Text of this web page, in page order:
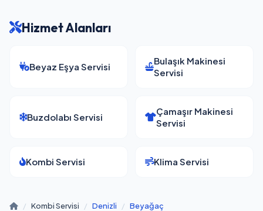
Hizmet Alanları
Beyaz Eşya Servisi
Bulaşık Makinesi
Servisi
Buzdolabı Servisi
Çamaşır Makinesi
Servisi
Kombi Servisi Klima Servisi
/ Kombi Servisi / Denizli / Beyağaç